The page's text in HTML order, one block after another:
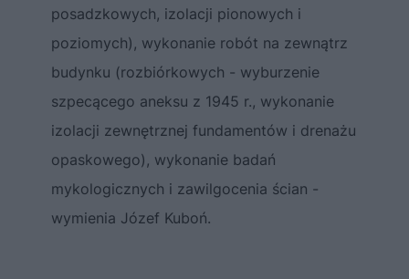
posadzkowych, izolacji pionowych i
poziomych), wykonanie robót na zewnątrz
budynku (rozbiórkowych - wyburzenie
szpecącego aneksu z 1945 r., wykonanie
izolacji zewnętrznej fundamentów i drenażu
opaskowego), wykonanie badań
mykologicznych i zawilgocenia ścian -
wymienia Józef Kuboń.